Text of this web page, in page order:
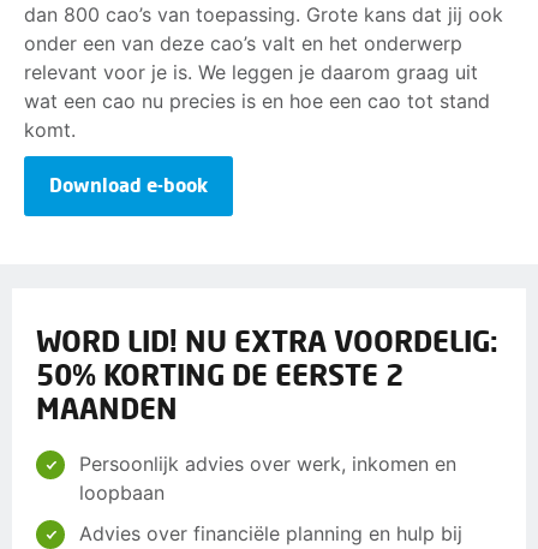
dan 800 cao’s van toepassing. Grote kans dat jij ook
onder een van deze cao’s valt en het onderwerp
relevant voor je is. We leggen je daarom graag uit
wat een cao nu precies is en hoe een cao tot stand
komt.
Download e-book
WORD LID! NU EXTRA VOORDELIG:
50% KORTING DE EERSTE 2
MAANDEN
Persoonlijk advies over werk, inkomen en
loopbaan
Advies over financiële planning en hulp bij